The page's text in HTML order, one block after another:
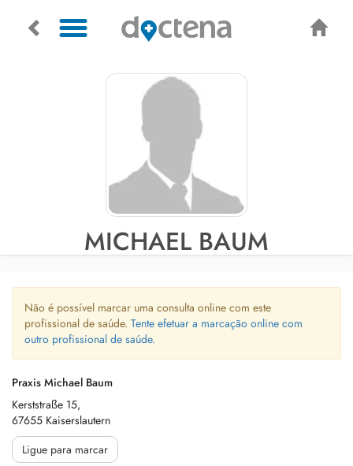
MICHAEL BAUM
Não é possível marcar uma consulta online com este
profissional de saúde. Tente efetuar a marcação online com
outro profissional de saúde.
Praxis Michael Baum
Kerststraße 15,
67655 Kaiserslautern
Ligue para marcar